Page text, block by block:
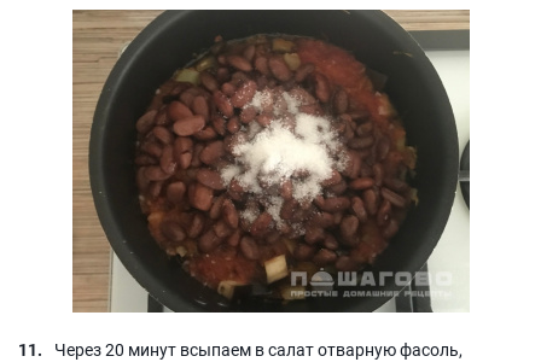
Через 20 минут всыпаем в салат отварную фасоль,